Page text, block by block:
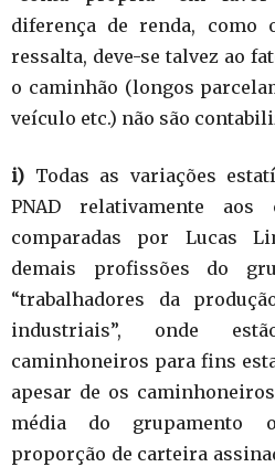
diferença de renda, como
ressalta, deve-se talvez ao
o caminhão (longos
veículo etc.) não são
i) Todas as variações
PNAD relativamente aos
comparadas por Lucas
demais profissões do
“trabalhadores da
industriais”, onde
caminhoneiros para fins
apesar de os
média do grupamento
proporção de carteira